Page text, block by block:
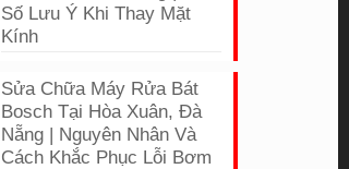
Số Lưu Ý Khi Thay Mặt
Kính
Sửa Chữa Máy Rửa Bát
Bosch Tại Hòa Xuân, Đà
Nẵng | Nguyên Nhân Và
Cách Khắc Phục Lỗi Bơm